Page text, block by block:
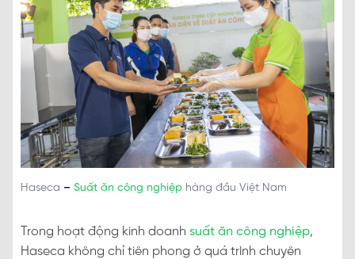
Haseca – Suất ăn công nghiệp hàng đầu Việt Nam
Trong hoạt động kinh doanh suất ăn công nghiệp,
Haseca không chỉ tiên phong ở quá trình chuyên